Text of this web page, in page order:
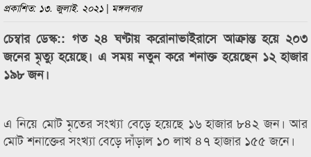
প্রকাশিত: ১৩. জুলাই. ২০২১ | মঙ্গলবার
চেম্বার ডেস্ক:: গত ২৪ ঘণ্টায় করোনাভাইরাসে আক্রান্ত হয়ে ২০৩
জনের মৃত্যু হয়েছে। এ সময় নতুন করে শনাক্ত হয়েছেন ১২ হাজার
১৯৮ জন।
এ নিয়ে মোট মৃতের সংখ্যা বেড়ে হয়েছে ১৬ হাজার ৮৪২ জন। আর
মোট শনাক্তের সংখ্যা বেড়ে দাঁড়াল ১০ লাখ ৪৭ হাজার ১৫৫ জনে।